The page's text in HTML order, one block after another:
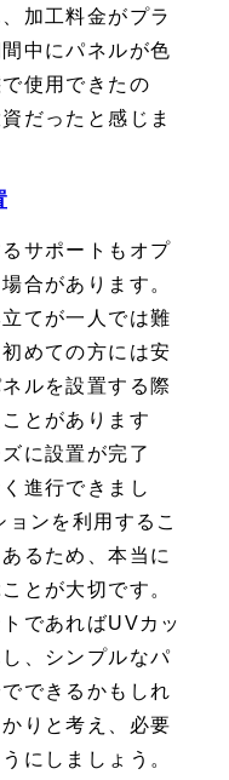
加工料金がプラ
中にパネルが色
使用できたの
だったと感じま
サポートもオプ
合があります。
てが一人では難
めての方には安
ルを設置する際
とがあります
に設置が完了
進行できまし
ンを利用するこ
るため、本当に
とが大切です。
であればUVカッ
、シンプルなパ
できるかもしれ
りと考え、必要
にしましょう。